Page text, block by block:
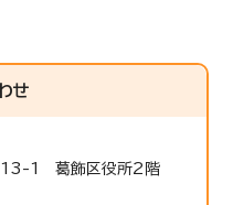
せ
1 葛飾区役所2階